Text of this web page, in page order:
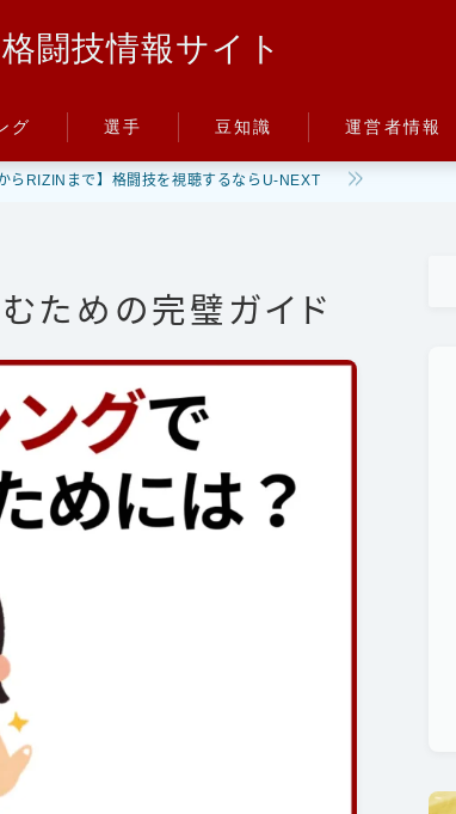
格闘技情報サイト
グ 選手
朝倉未来
平本蓮
ファイトスタイル
豆知識
ルール
喧嘩
運営者情報
らRIZINまで】格闘技を視聴するならU-NEXT
ための完璧ガイド